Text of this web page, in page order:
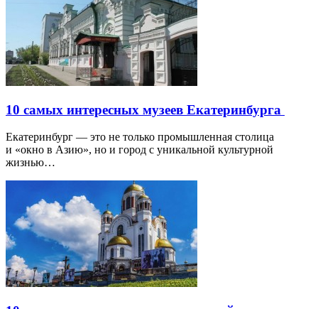
10 самых интересных музеев Екатеринбурга
Екатеринбург — это не только промышленная столица
и «окно в Азию», но и город с уникальной культурной
жизнью…